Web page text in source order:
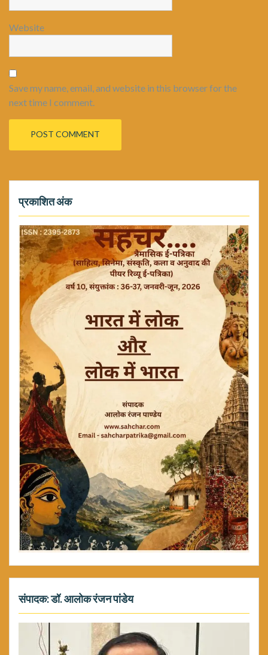
Website
Save my name, email, and website in this browser for the
next time I comment.
प्रकाशित अंक
संपादक: डॉ. आलोक रंजन पांडेय